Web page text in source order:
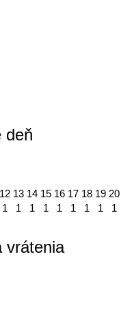
deň
12 13 14 15 16 17 18 19 20
1 1 1 1 1 1 1 1 1
vrátenia